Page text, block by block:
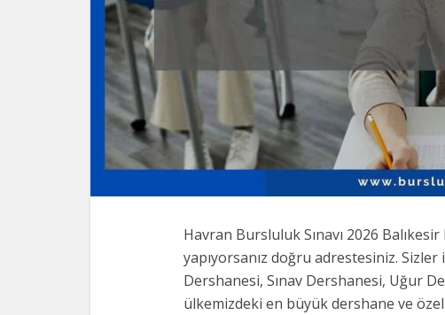
Havran Bursluluk Sınavı 2026
yapıyorsanız doğru adrestesiniz.
Dershanesi, Sınav Dershanesi, Uğur
ülkemizdeki en büyük dershane ve